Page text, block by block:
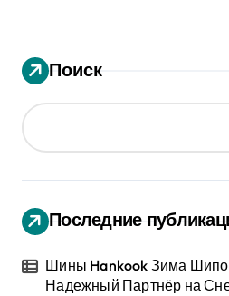
Поиск
Последние
Шины Hankook Зима
Надежный Партнёр на